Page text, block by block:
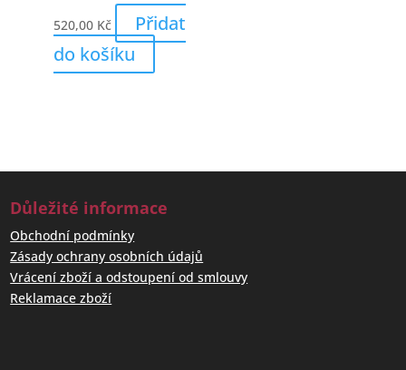
520,00 Kč
Přidat
do košíku
Důležité informace
Obchodní podmínky
Zásady ochrany osobních údajů
Vrácení zboží a odstoupení od smlouvy
Reklamace zboží